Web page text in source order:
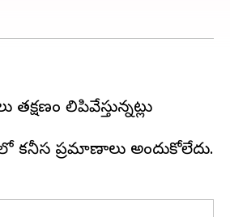
నిలిపివేస్తున్నట్లు
కనీస ప్రమాణాలు అందుకోలేదు.